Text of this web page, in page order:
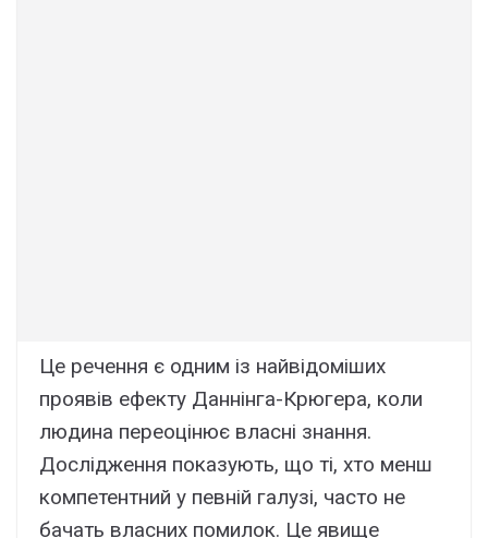
Це речення є одним із найвідоміших
проявів ефекту Даннінга-Крюгера, коли
людина переоцінює власні знання.
Дослідження показують, що ті, хто менш
компетентний у певній галузі, часто не
бачать власних помилок. Це явище